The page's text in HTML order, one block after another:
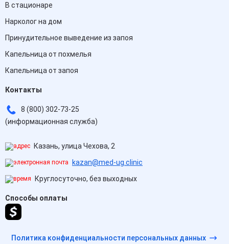
В стационаре
Нарколог на дом
Принудительное выведение из запоя
Капельница от похмелья
Капельница от запоя
Контакты
8 (800) 302-73-25
(информационная служба)
Казань, улица Чехова, 2
kazan@med-ug.clinic
Круглосуточно, без выходных
Способы оплаты
Политика конфиденциальности персональных данных